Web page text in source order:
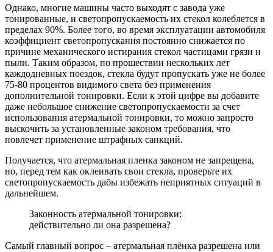
Однако, многие машины часто выходят с завода уже
тонированные, и светопропускаемость их стекол колеблется в
пределах 90%. Более того, во время эксплуатации автомобиля
коэффициент светопропускания постоянно снижается по
причине механического истирания стекол частицами грязи и
пыли. Таким образом, по прошествии нескольких лет
каждодневных поездок, стекла будут пропускать уже не более
75-80 процентов видимого света без применения
дополнительной тонировки. Если к этой цифре вы добавите
даже небольшое снижение светопропускаемости за счет
использования атермальной тонировки, то можно запросто
выскочить за установленные законом требования, что
повлечет применение штрафных санкций.
Получается, что атермальная пленка законом не запрещена,
но, перед тем как оклеивать свои стекла, проверьте их
светопропускаемость дабы избежать неприятных ситуаций в
дальнейшем.
Законность атермальной тонировки:
действительно ли она разрешена?
Самый главный вопрос – атермальная плёнка разрешена или